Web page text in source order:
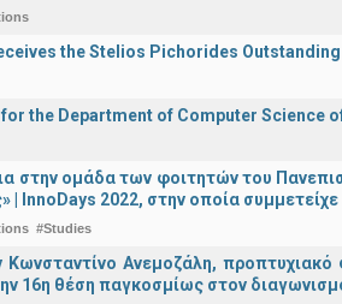
the Stelios Pichorides
the Department of Computer Science
στην ομάδα των φοιτητών του
| InnoDays 2022, στην οποία
#Studies
Κωνσταντίνο Ανεμοζάλη,
16η θέση παγκοσμίως στον